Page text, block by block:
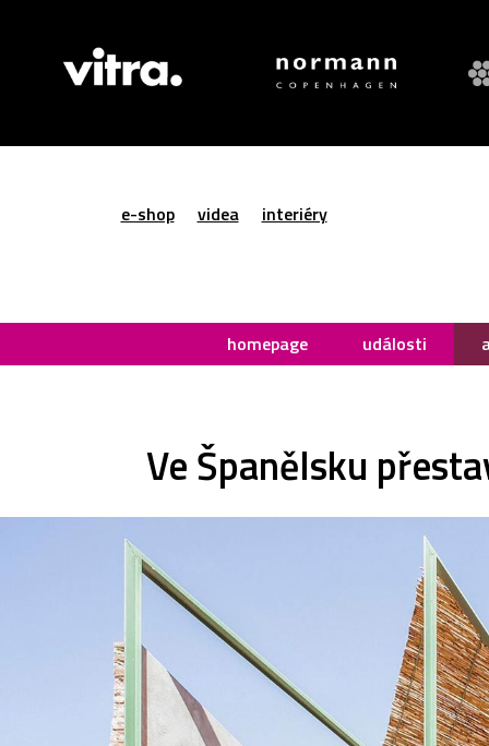
e-shop videa interiéry
homepage události
Ve Španělsku